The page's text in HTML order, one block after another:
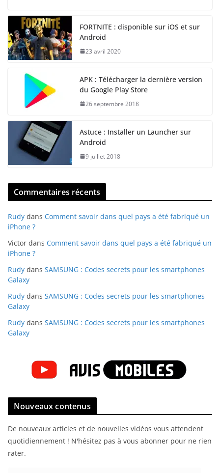
FORTNITE : disponible sur iOS et sur
Android
23 avril 2020
APK : Télécharger la dernière version
du Google Play Store
26 septembre 2018
Astuce : Installer un Launcher sur
Android
9 juillet 2018
Commentaires récents
Rudy dans Comment savoir dans quel pays a été fabriqué un
iPhone ?
Victor dans Comment savoir dans quel pays a été fabriqué un
iPhone ?
Rudy dans SAMSUNG : Codes secrets pour les smartphones
Galaxy
Rudy dans SAMSUNG : Codes secrets pour les smartphones
Galaxy
Rudy dans SAMSUNG : Codes secrets pour les smartphones
Galaxy
Nouveaux contenus
De nouveaux articles et de nouvelles vidéos vous attendent
quotidiennement ! N'hésitez pas à vous abonner pour ne rien
rater.